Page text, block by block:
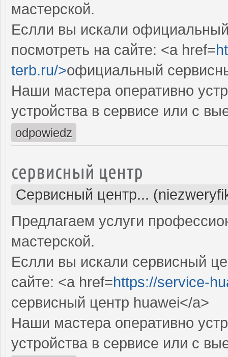
мастерской.
Еслли вы искали
посмотреть на сайте: <a href=
terb.ru/>официальный
Наши мастера оперативно
устройства в сервисе или с
odpowiedz
сервисный центр
Сервисный центр...
Предлагаем услуги
мастерской.
Еслли вы искали сервисный
сайте: <a href=https://service-
сервисный центр huawei</a>
Наши мастера оперативно
устройства в сервисе или с